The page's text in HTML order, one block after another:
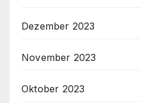
Dezember 2023
November 2023
Oktober 2023